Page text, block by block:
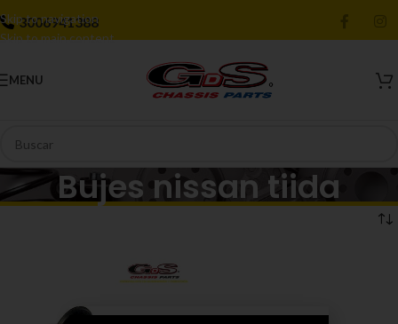
Skip to navigation
Skip to main content
3006941388
MENU
Bujes nissan tiida